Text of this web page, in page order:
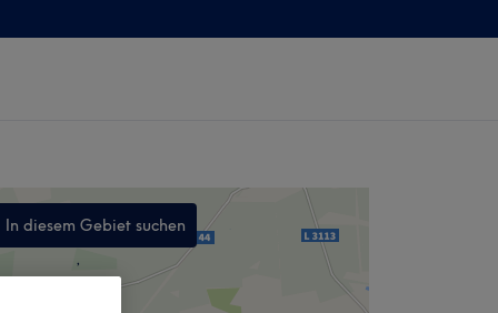
In diesem Gebiet suchen
,